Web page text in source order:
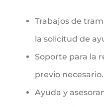
Trabajos de
la solicitud de
Soporte para la
previo necesario.
Ayuda y